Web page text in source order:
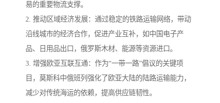
易的重要物流支撑。
2. 推动区域经济发展：通过稳定的铁路运输网络，带动
沿线城市的经济合作，促进产业互补，如中国电子产
品、日用品出口，俄罗斯木材、能源等资源进口。
3. 增强欧亚互联互通：作为“一带一路”倡议的关键项
目，莫斯科中俄班列强化了欧亚大陆的陆路运输能力，
减少对传统海运的依赖，提高供应链韧性。